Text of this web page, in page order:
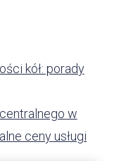
kół: porady
w
ceny usługi